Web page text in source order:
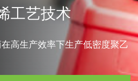
工艺技术
高生产效率下生产低密度聚乙